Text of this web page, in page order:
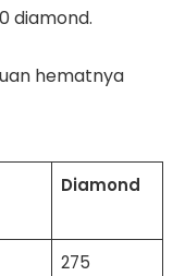
diamond.
hematnya
Diamond
275